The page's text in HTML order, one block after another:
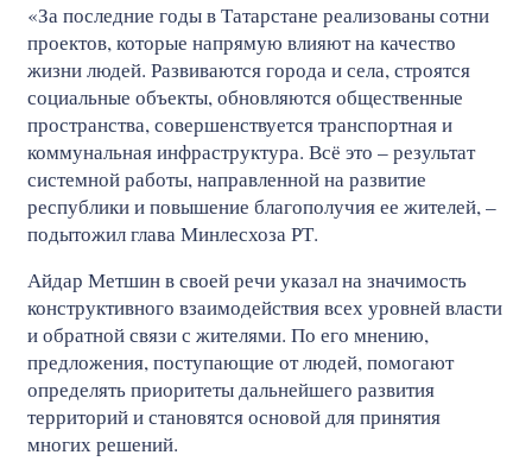
«За последние годы в Татарстане реализованы сотни
проектов, которые напрямую влияют на качество
жизни людей. Развиваются города и села, строятся
социальные объекты, обновляются общественные
пространства, совершенствуется транспортная и
коммунальная инфраструктура. Всё это – результат
системной работы, направленной на развитие
республики и повышение благополучия ее жителей, –
подытожил глава Минлесхоза РТ.
Айдар Метшин в своей речи указал на значимость
конструктивного взаимодействия всех уровней власти
и обратной связи с жителями. По его мнению,
предложения, поступающие от людей, помогают
определять приоритеты дальнейшего развития
территорий и становятся основой для принятия
многих решений.